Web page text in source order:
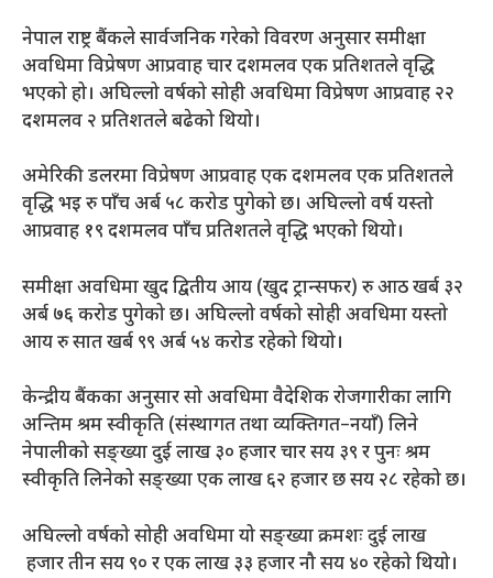
नेपाल राष्ट्र बैंकले सार्वजनिक गरेको विवरण अनुसार समीक्षा
अवधिमा विप्रेषण आप्रवाह चार दशमलव एक प्रतिशतले वृद्धि
भएको हो। अघिल्लो वर्षको सोही अवधिमा विप्रेषण आप्रवाह २२
दशमलव २ प्रतिशतले बढेको थियो।
अमेरिकी डलरमा विप्रेषण आप्रवाह एक दशमलव एक प्रतिशतले
वृद्धि भइ रु पाँच अर्ब ५८ करोड पुगेको छ। अघिल्लो वर्ष यस्तो
आप्रवाह १९ दशमलव पाँच प्रतिशतले वृद्धि भएको थियो।
समीक्षा अवधिमा खुद द्वितीय आय (खुद ट्रान्सफर) रु आठ खर्ब ३२
अर्ब ७६ करोड पुगेको छ। अघिल्लो वर्षको सोही अवधिमा यस्तो
आय रु सात खर्ब ९९ अर्ब ५४ करोड रहेको थियो।
केन्द्रीय बैंकका अनुसार सो अवधिमा वैदेशिक रोजगारीका लागि
अन्तिम श्रम स्वीकृति (संस्थागत तथा व्यक्तिगत–नयाँ) लिने
नेपालीको सङ्ख्या दुई लाख ३० हजार चार सय ३९ र पुनः श्रम
स्वीकृति लिनेको सङ्ख्या एक लाख ६२ हजार छ सय २८ रहेको छ।
अघिल्लो वर्षको सोही अवधिमा यो सङ्ख्या क्रमशः दुई लाख
हजार तीन सय ९० र एक लाख ३३ हजार नौ सय ४० रहेको थियो।